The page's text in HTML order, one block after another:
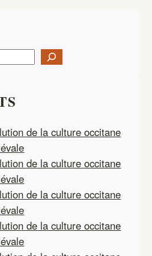
de la culture occitane
de la culture occitane
de la culture occitane
de la culture occitane